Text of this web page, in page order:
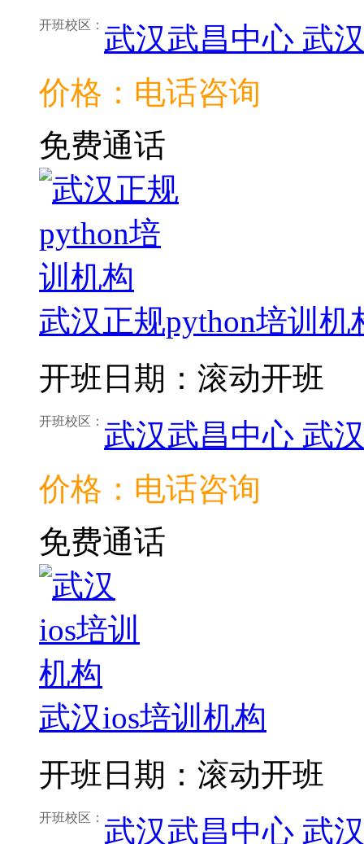
开班校区： 武汉武昌中心 武
价格：电话咨询
免费通话
武汉正规python培训机
开班日期：滚动开班
开班校区： 武汉武昌中心 武
价格：电话咨询
免费通话
武汉ios培训机构
开班日期：滚动开班
开班校区： 武汉武昌中心 武